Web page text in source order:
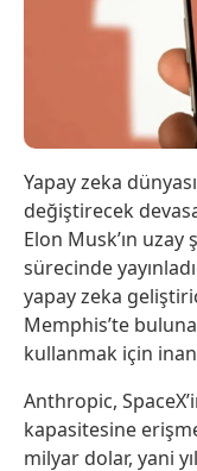
Yapay zeka
değiştirecek
Elon Musk’ın uzay
sürecinde
yapay zeka
Memphis’te
kullanmak için
Anthropic,
kapasitesine
milyar dolar, yani